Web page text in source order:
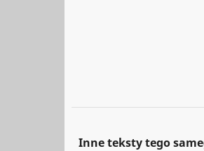
Inne teksty tego